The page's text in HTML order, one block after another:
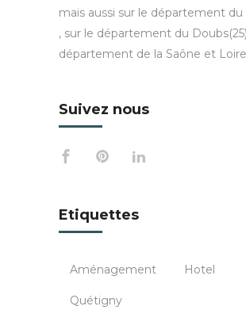
mais aussi sur le département du
, sur le département du
département de la Saône et Loire
Suivez nous
Etiquettes
Aménagement Hotel
Quétigny